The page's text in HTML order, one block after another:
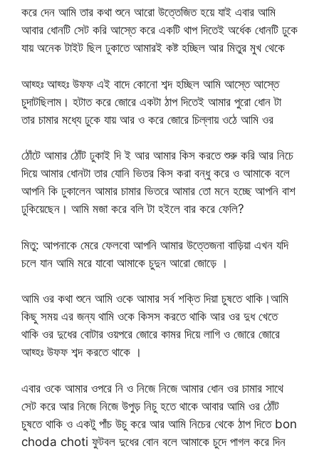
করে দেন আমি তার কথা শুনে আরো উত্তেজিত হয়ে যাই এবার আমি
আবার ধোনটি সেট করি আস্তে করে একটি থাপ দিতেই অর্ধেক ধোনটি ঢুকে
যায় অনেক টাইট ছিল ঢুকাতে আমারই কষ্ট হচ্ছিল আর মিতুর মুখ থেকে
আহ্হঃ আহ্হঃ উফফ এই বাদে কোনো শব্দ হচ্ছিল আমি আস্তে আস্তে
চুদাটছিলাম। হটাত করে জোরে একটা ঠাপ দিতেই আমার পুরো ধোন টা
তার চামার মধ্যে ঢুকে যায় আর ও করে জোরে চিল্লায় ওঠে আমি ওর
ঠোঁটে আমার ঠোঁট ঢুকাই দি ই আর আমার কিস করতে শুরু করি আর নিচে
দিয়ে আমার ধোনটা তার যোনি ভিতর কিস করা বন্ধু করে ও আমাকে বলে
আপনি কি ঢুকালেন আমার চামার ভিতরে আমার তো মনে হচ্ছে আপনি বাশ
ঢুকিয়েছেন। আমি মজা করে বলি টা হইলে বার করে ফেলি?
মিতু: আপনাকে মেরে ফেলবো আপনি আমার উত্তেজনা বাড়িয়া এখন যদি
চলে যান আমি মরে যাবো আমাকে চুদুন আরো জোড়ে ।
আমি ওর কথা শুনে আমি ওকে আমার সর্ব শক্তি দিয়া চুষতে থাকি।আমি
কিছু সময় এর জন্য থামি ওকে কিসস করতে থাকি আর ওর দুধ খেতে
থাকি ওর দুধের বোটার ওয়পরে জোরে কামর দিয়ে লাগি ও জোরে জোরে
আহ্হঃ উফফ শব্দ করতে থাকে ।
এবার ওকে আমার ওপরে নি ও নিজে নিজে আমার ধোন ওর চামার সাথে
সেট করে আর নিজে নিজে উপুড় নিচু হতে থাকে আবার আমি ওর ঠোঁট
চুষতে থাকি ও একটু পাঁচ উচু করে আর আমি নিচের থেকে ঠাপ দিতে bon
choda choti ফুটবল দুধের বোন বলে আমাকে চুদে পাগল করে দিন